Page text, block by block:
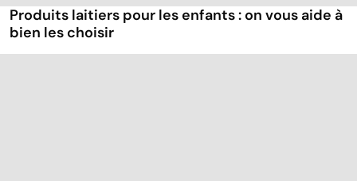
Produits laitiers pour les enfants : on vous aide à
bien les choisir